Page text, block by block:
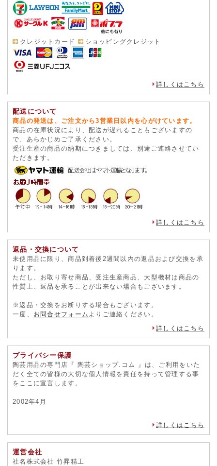
クレジットカード ショッピングクレジット
詳しくはこちら
配送について
商品の発送は、ご注文から3営業日以内を心がけています。
商品の在庫状況により、配送が遅れることもございますの
で、あらかじめご了承ください。
受注生産の商品の納期につきましては、別途ご連絡させてい
ただきます。
詳しくはこちら
返品・交換について
未使用品に限り、商品到着後2週間以内の返品および交換を承
ります。
ただし、お取り寄せ商品、受注生産商品、大型機材は商品の
性質上、返品を承ることが出来ない場合もございます。
※返品・交換をお断りする場合もございます。
一度、 お問合せフォーム よりご連絡ください。
詳しくはこちら
プライバシー保護
陶芸用品の専門店『 陶芸ショップ.コム 』は、ご利用をいた
だく全ての皆様の大切な個人情報を責任を持って管理する事
をここに宣言します。
2002年4月
詳しくはこちら
運営会社
社名株式会社 竹昇精工